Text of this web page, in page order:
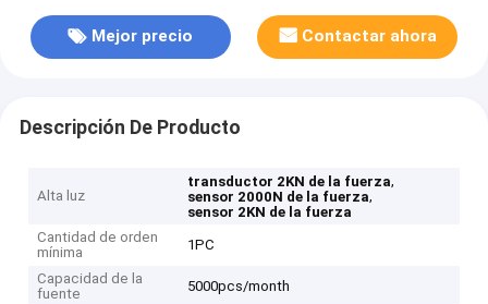
Mejor precio Contactar ahora
Descripción De Producto
Alta luz
transductor 2KN de la fuerza,
sensor 2000N de la fuerza,
sensor 2KN de la fuerza
Cantidad de orden
mínima
1PC
Capacidad de la
fuente
5000pcs/month